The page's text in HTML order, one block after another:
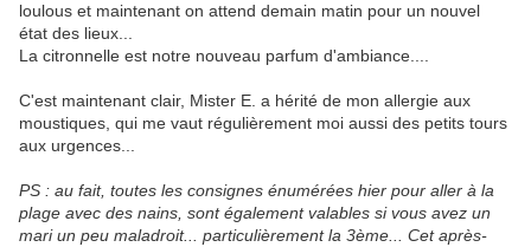
loulous et maintenant on attend demain matin pour un nouvel
état des lieux...
La citronnelle est notre nouveau parfum d'ambiance....
C'est maintenant clair, Mister E. a hérité de mon allergie aux
moustiques, qui me vaut régulièrement moi aussi des petits tours
aux urgences...
PS : au fait, toutes les consignes énumérées hier pour aller à la
plage avec des nains, sont également valables si vous avez un
mari un peu maladroit... particulièrement la 3ème... Cet après-